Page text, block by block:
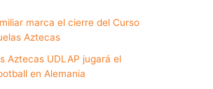
marca el cierre del Curso
Aztecas
Aztecas UDLAP jugará el
en Alemania